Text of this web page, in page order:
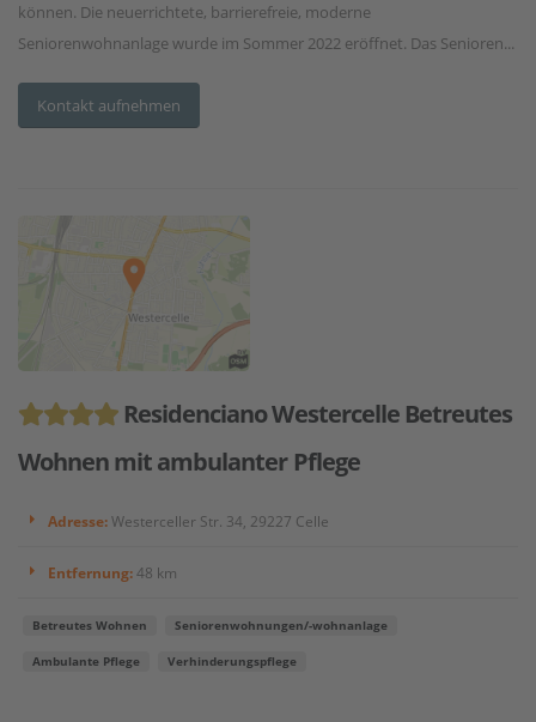
können. Die neuerrichtete, barrierefreie, moderne
Seniorenwohnanlage wurde im Sommer 2022 eröffnet. Das Senioren...
Kontakt aufnehmen
Residenciano Westercelle Betreutes
Wohnen mit ambulanter Pflege
Adresse:Westerceller Str. 34, 29227 Celle
Entfernung:48 km
Betreutes Wohnen Seniorenwohnungen/-wohnanlage
Ambulante Pflege Verhinderungspflege